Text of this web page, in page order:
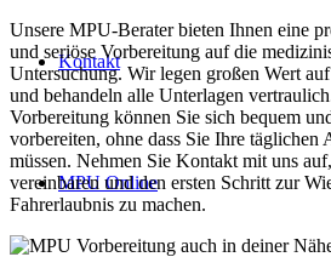
Kontakt
MPU Online
Unsere MPU-Berater bieten Ihnen eine
und seriöse Vorbereitung auf die
Untersuchung. Wir legen großen Wert
und behandeln alle Unterlagen
Vorbereitung können Sie sich bequem
vorbereiten, ohne dass Sie Ihre täglichen
müssen. Nehmen Sie Kontakt mit uns
vereinbaren und den ersten Schritt zur
Fahrerlaubnis zu machen.